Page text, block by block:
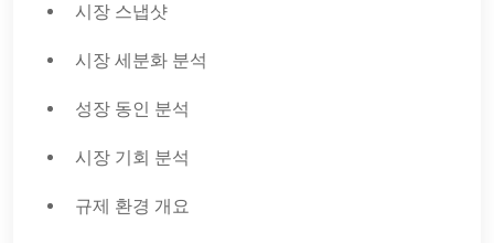
시장 스냅샷
시장 세분화 분석
성장 동인 분석
시장 기회 분석
규제 환경 개요